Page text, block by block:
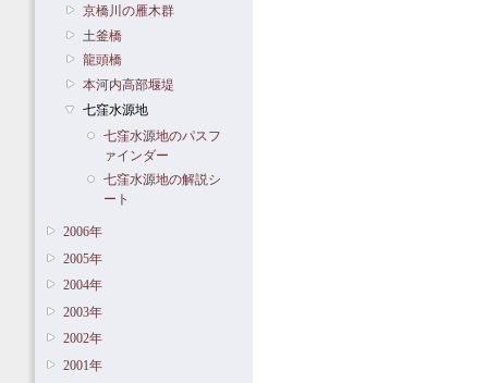
京橋川の雁木群
土釜橋
龍頭橋
本河内高部堰堤
七窪水源地
七窪水源地のパスフ
ァインダー
七窪水源地の解説シ
ート
2006年
2005年
2004年
2003年
2002年
2001年